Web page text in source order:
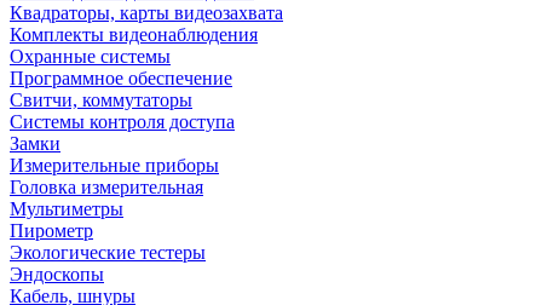
Квадраторы, карты видеозахвата
Комплекты видеонаблюдения
Охранные системы
Программное обеспечение
Свитчи, коммутаторы
Системы контроля доступа
Замки
Измерительные приборы
Головка измерительная
Мультиметры
Пирометр
Экологические тестеры
Эндоскопы
Кабель, шнуры